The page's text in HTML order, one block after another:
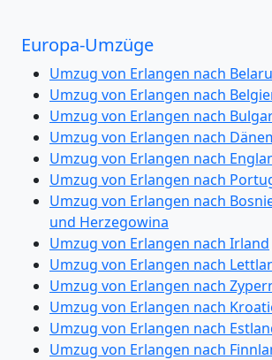
Europa-Umzüge
Umzug von Erlangen nach
Umzug von Erlangen nach
Umzug von Erlangen nach
Umzug von Erlangen nach
Umzug von Erlangen nach
Umzug von Erlangen nach
Umzug von Erlangen nach
und Herzegowina
Umzug von Erlangen nach Irland
Umzug von Erlangen nach
Umzug von Erlangen nach
Umzug von Erlangen nach
Umzug von Erlangen nach
Umzug von Erlangen nach